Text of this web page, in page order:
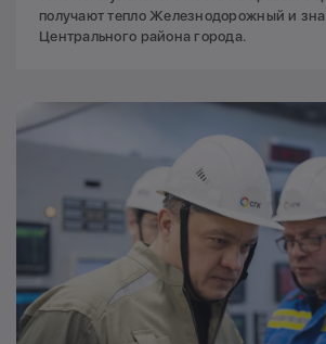
получают тепло Железнодорожный и
Центрального района города.